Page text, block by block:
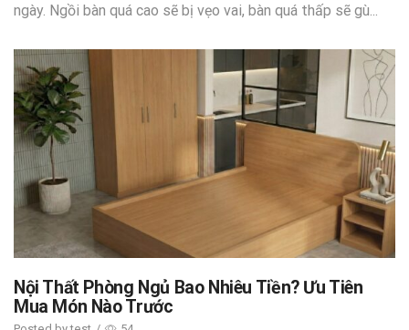
ngày. Ngồi bàn quá cao sẽ bị vẹo vai, bàn quá thấp sẽ gù...
Nội Thất Phòng Ngủ Bao Nhiêu Tiền? Ưu Tiên
Mua Món Nào Trước